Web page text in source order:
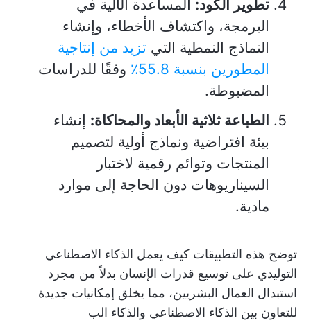
تطوير الكود: المساعدة الآلية في
البرمجة، واكتشاف الأخطاء، وإنشاء
النماذج النمطية التي تزيد من إنتاجية
المطورين بنسبة 55.8٪
وفقًا للدراسات
المضبوطة.
الطباعة ثلاثية الأبعاد والمحاكاة: إنشاء
بيئة افتراضية ونماذج أولية لتصميم
المنتجات وتوائم رقمية لاختبار
السيناريوهات دون الحاجة إلى موارد
مادية.
توضح هذه التطبيقات كيف يعمل الذكاء الاصطناعي
التوليدي على توسيع قدرات الإنسان بدلاً من مجرد
استبدال العمال البشريين، مما يخلق إمكانيات جديدة
للتعاون بين الذكاء الاصطناعي والذكاء الب